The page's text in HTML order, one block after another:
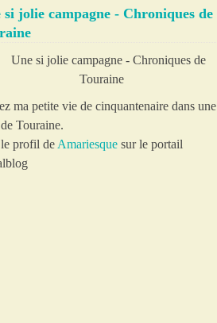
si jolie campagne - Chroniques de
ma petite vie de cinquantenaire dans une
Touraine.
profil de Amariesque sur le portail